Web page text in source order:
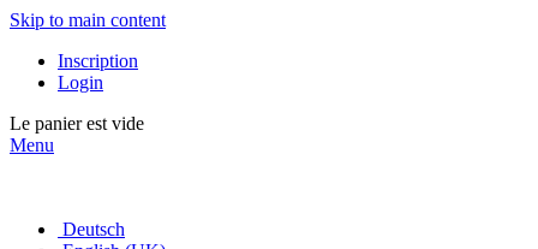
Skip to main content
Inscription
Login
Le panier est vide
Menu
Deutsch